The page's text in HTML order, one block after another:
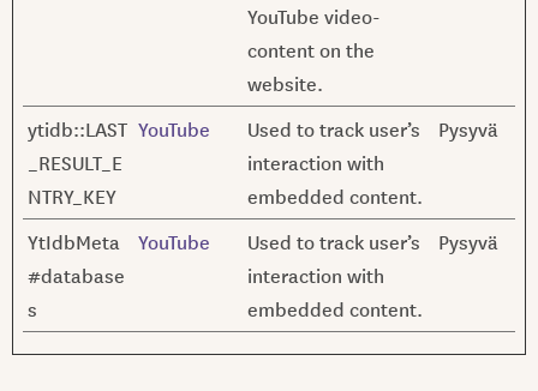
YouTube video-
content on the
website.
ytidb::LAST
_RESULT_E
NTRY_KEY
YouTube
Used to track user’s
interaction with
embedded content.
Pysyvä
YtIdbMeta
#database
s
YouTube
Used to track user’s
interaction with
embedded content.
Pysyvä